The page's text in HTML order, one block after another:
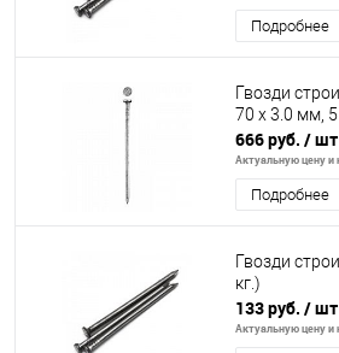
Подробнее
Гвозди
70 х 3.0 мм,
666 руб. / шт
Актуальную цену и
Подробнее
Гвозди
кг.)
133 руб. / шт
Актуальную цену и